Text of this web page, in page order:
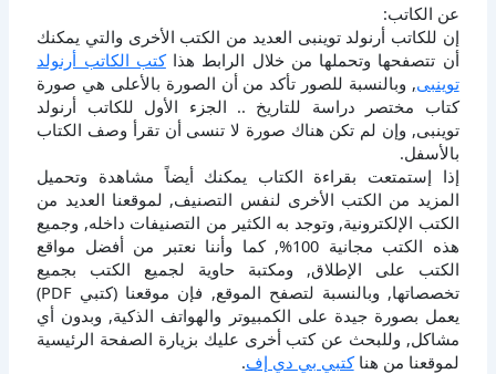
عن الكاتب:
إن للكاتب أرنولد توينبى العديد من الكتب الأخرى والتي يمكنك
أن تتصفحها وتحملها من خلال الرابط هذاكتب الكاتب أرنولد
توينبى, وبالنسبة للصور تأكد من أن الصورة بالأعلى هي صورة
كتاب مختصر دراسة للتاريخ .. الجزء الأول للكاتب أرنولد
توينبى, وإن لم تكن هناك صورة لا تنسى أن تقرأ وصف الكتاب
بالأسفل.
إذا إستمتعت بقراءة الكتاب يمكنك أيضاً مشاهدة وتحميل
المزيد من الكتب الأخرى لنفس التصنيف, لموقعنا العديد من
الكتب الإلكترونية, وتوجد به الكثير من التصنيفات داخله, وجميع
هذه الكتب مجانية 100%, كما وأننا نعتبر من أفضل مواقع
الكتب على الإطلاق, ومكتبة حاوية لجميع الكتب بجميع
تخصصاتها, وبالنسبة لتصفح الموقع, فإن موقعنا (كتبي PDF)
يعمل بصورة جيدة على الكمبيوتر والهواتف الذكية, وبدون أي
مشاكل, وللبحث عن كتب أخرى عليك بزيارة الصفحة الرئيسية
لموقعنا من هناكتبي بي دي إف.